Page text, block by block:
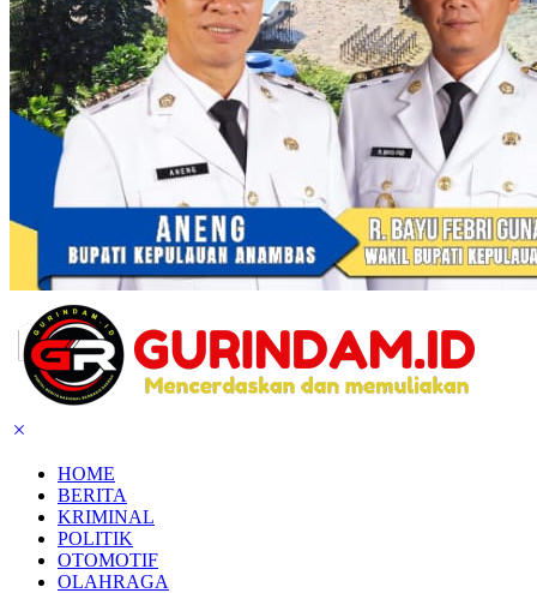
HOME
BERITA
KRIMINAL
POLITIK
OTOMOTIF
OLAHRAGA